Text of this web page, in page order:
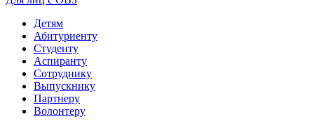
Детям
Абитуриенту
Студенту
Аспиранту
Сотруднику
Выпускнику
Партнеру
Волонтеру